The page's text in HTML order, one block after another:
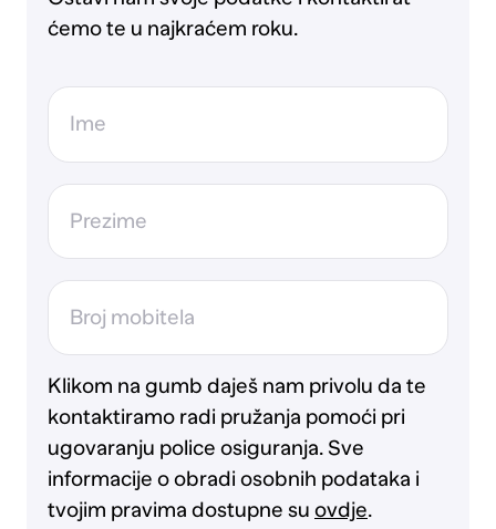
ćemo te u najkraćem roku.
Ime
Prezime
Broj mobitela
Klikom na gumb daješ nam privolu da te
kontaktiramo radi pružanja pomoći pri
ugovaranju police osiguranja. Sve
informacije o obradi osobnih podataka i
tvojim pravima dostupne su ovdje.